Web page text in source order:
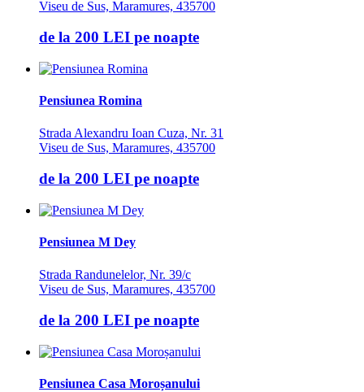
Viseu de Sus, Maramures, 435700
de la 200 LEI pe noapte
Pensiunea Romina
Strada Alexandru Ioan Cuza, Nr. 31
Viseu de Sus, Maramures, 435700
de la 200 LEI pe noapte
Pensiunea M Dey
Strada Randunelelor, Nr. 39/c
Viseu de Sus, Maramures, 435700
de la 200 LEI pe noapte
Pensiunea Casa Moroșanului